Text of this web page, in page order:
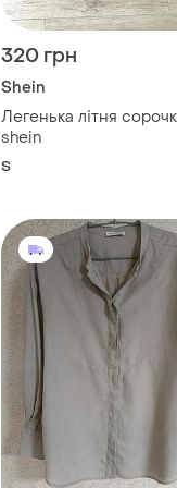
320 грн
Shein
Легенька літня
shein
S